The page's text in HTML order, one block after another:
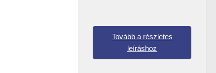
Tovább a részletes
leíráshoz